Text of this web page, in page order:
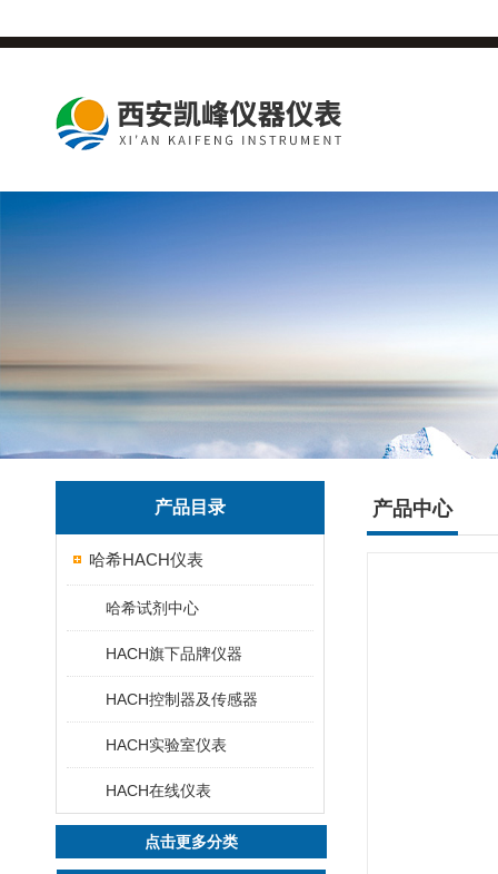
产品目录
哈希HACH仪表
哈希试剂中心
HACH旗下品牌仪器
HACH控制器及传感器
HACH实验室仪表
HACH在线仪表
点击更多分类
产品中心